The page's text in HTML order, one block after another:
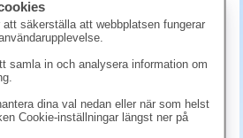
säkerställa att webbplatsen fungerar
samla in och analysera information om
dina val nedan eller när som helst
Cookie-inställningar längst ner på